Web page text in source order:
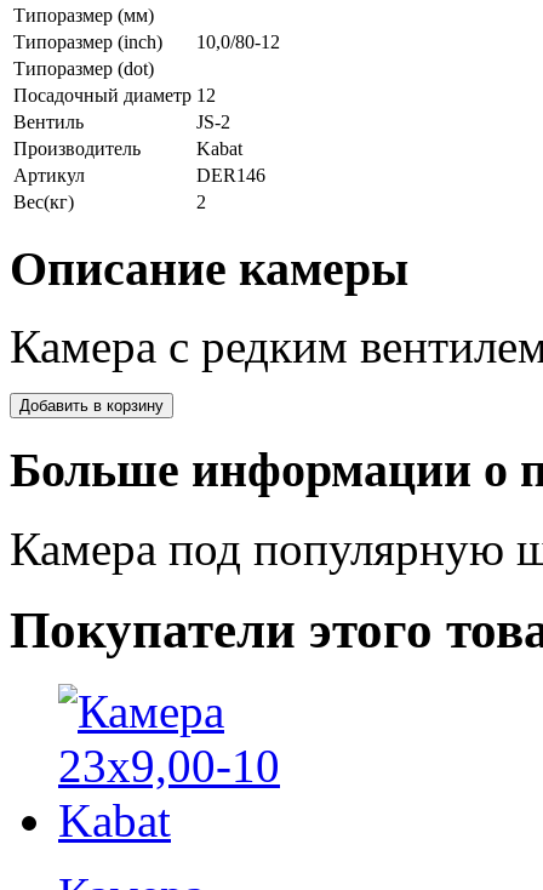
Типоразмер (мм)
Типоразмер (inch)
10,0/80-12
Типоразмер (dot)
Посадочный диаметр 12
Вентиль
JS-2
Производитель
Kabat
Артикул
DER146
Вес(кг)
2
Описание камеры
Камера с редким
Больше информации о
Камера под популярную
Покупатели этого